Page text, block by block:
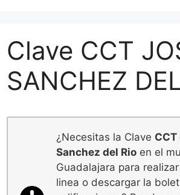
Clave CCT
SANCHEZ
¿Necesitas la Clave CCT
Sanchez del Rio en el
Guadalajara para
linea o descargar la